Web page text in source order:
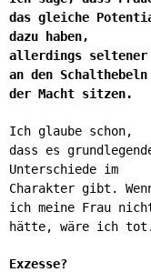
das gleiche
dazu haben,
allerdings seltener
an den Schalthebeln
der Macht sitzen.
Ich glaube schon,
dass es
Unterschiede im
Charakter gibt.
ich meine Frau
hätte, wäre ich tot.
Exzesse?